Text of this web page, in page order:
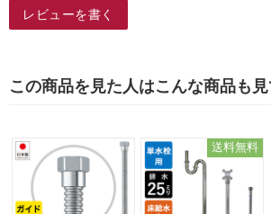
レビューを書く
この商品を見た人はこんな商品も
送料無料